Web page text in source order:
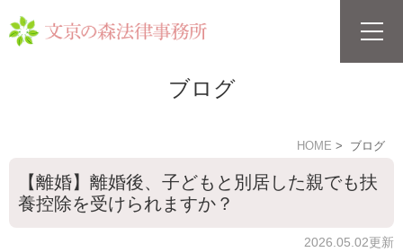
ブログ
HOME ブログ
【離婚】離婚後、子どもと別居した親でも扶
養控除を受けられますか？
2026.05.02更新